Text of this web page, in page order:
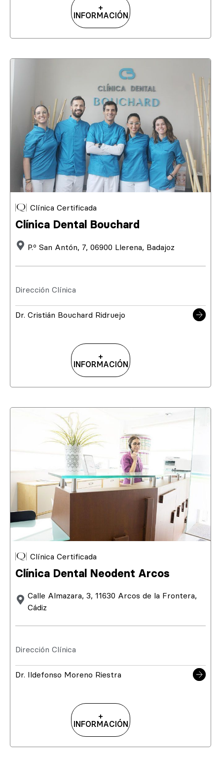
+
INFORMACIÓN
Clínica Certificada
Clínica Dental Bouchard
P.º San Antón, 7, 06900 Llerena, Badajoz
Dirección Clínica
Dr. Cristián Bouchard Ridruejo
+
INFORMACIÓN
Clínica Certificada
Clínica Dental Neodent Arcos
Calle Almazara, 3, 11630 Arcos de la Frontera,
Cádiz
Dirección Clínica
Dr. Ildefonso Moreno Riestra
+
INFORMACIÓN